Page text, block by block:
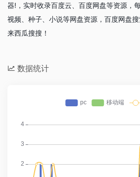
器!，实时收录百度云、百度网盘等资源，
视频、种子、小说等网盘资源，百度网盘
来西瓜搜搜！
数据统计